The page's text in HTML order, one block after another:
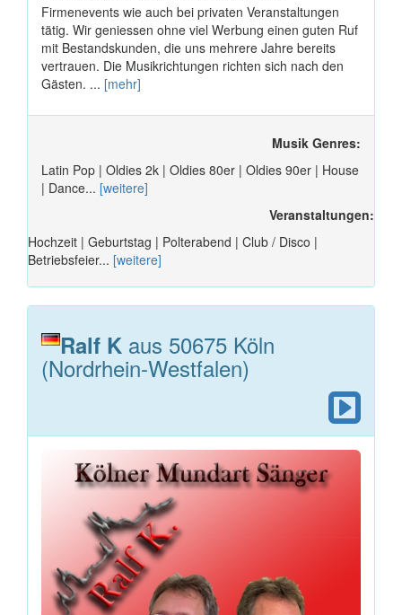
Firmenevents wie auch bei privaten Veranstaltungen
tätig. Wir geniessen ohne viel Werbung einen guten Ruf
mit Bestandskunden, die uns mehrere Jahre bereits
vertrauen. Die Musikrichtungen richten sich nach den
Gästen. ... [mehr]
Musik Genres:
Latin Pop | Oldies 2k | Oldies 80er | Oldies 90er | House
| Dance... [weitere]
Veranstaltungen:
Hochzeit | Geburtstag | Polterabend | Club / Disco |
Betriebsfeier... [weitere]
Ralf K aus 50675 Köln
(Nordrhein-Westfalen)